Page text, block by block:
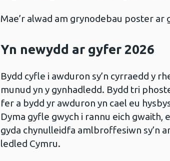
Mae’r alwad am grynodebau poster ar
Yn newydd ar gyfer 2026
Bydd cyfle i awduron sy’n cyrraedd y
munud yn y gynhadledd. Bydd tri
fer a bydd yr awduron yn cael eu
Dyma gyfle gwych i rannu eich gwaith,
gyda chynulleidfa amlbroffesiwn sy’n
ledled Cymru.